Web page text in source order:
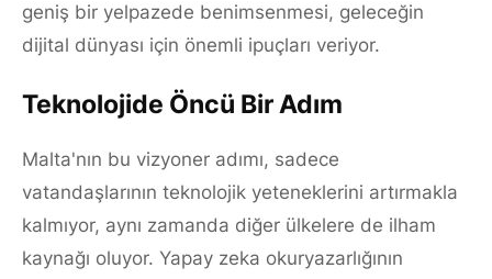
geniş bir yelpazede benimsenmesi, geleceğin
dijital dünyası için önemli ipuçları veriyor.
Teknolojide Öncü Bir Adım
Malta'nın bu vizyoner adımı, sadece
vatandaşlarının teknolojik yeteneklerini artırmakla
kalmıyor, aynı zamanda diğer ülkelere de ilham
kaynağı oluyor. Yapay zeka okuryazarlığının